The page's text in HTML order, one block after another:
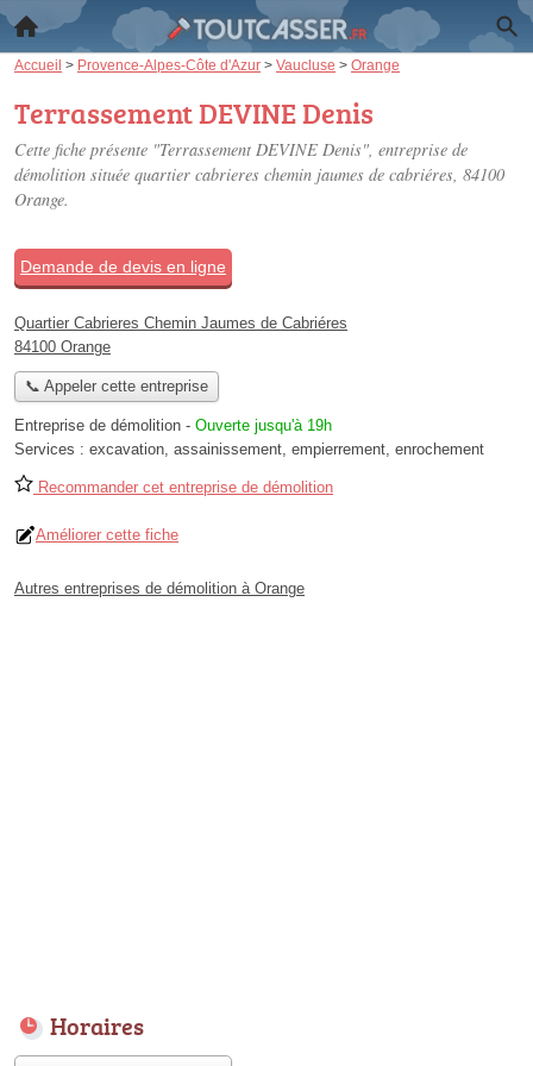
Accueil > Provence-Alpes-Côte d'Azur > Vaucluse > Orange
Terrassement DEVINE Denis
Cette fiche présente "Terrassement DEVINE Denis", entreprise de
démolition située quartier cabrieres chemin jaumes de cabriéres, 84100
Orange.
Demande de devis en ligne
Quartier Cabrieres Chemin Jaumes de Cabriéres
84100 Orange
📞 Appeler cette entreprise
Entreprise de démolition - Ouverte jusqu'à 19h
Services : excavation, assainissement, empierrement, enrochement
Recommander cet entreprise de démolition
Améliorer cette fiche
Autres entreprises de démolition à Orange
Horaires